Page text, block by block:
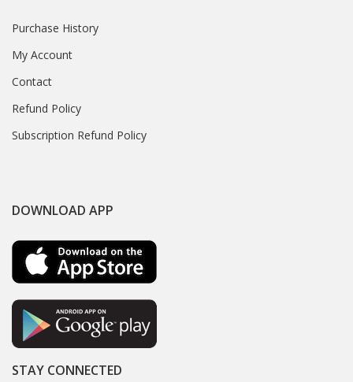
Purchase History
My Account
Contact
Refund Policy
Subscription Refund Policy
DOWNLOAD APP
STAY CONNECTED